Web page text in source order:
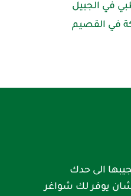
في الجبيل
في القصيم
الى حدك
يوفر لك شواغر